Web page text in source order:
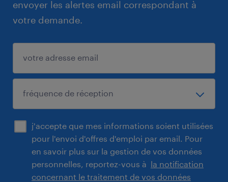
envoyer les alertes email correspondant à
votre demande.
j'accepte que mes informations soient utilisées
pour l'envoi d'offres d'emploi par email. Pour
en savoir plus sur la gestion de vos données
personnelles, reportez-vous à la notification
concernant le traitement de vos données